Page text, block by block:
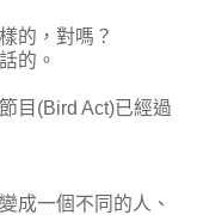
的，對嗎？
的。
目(Bird Act)已經過
成一個不同的人、